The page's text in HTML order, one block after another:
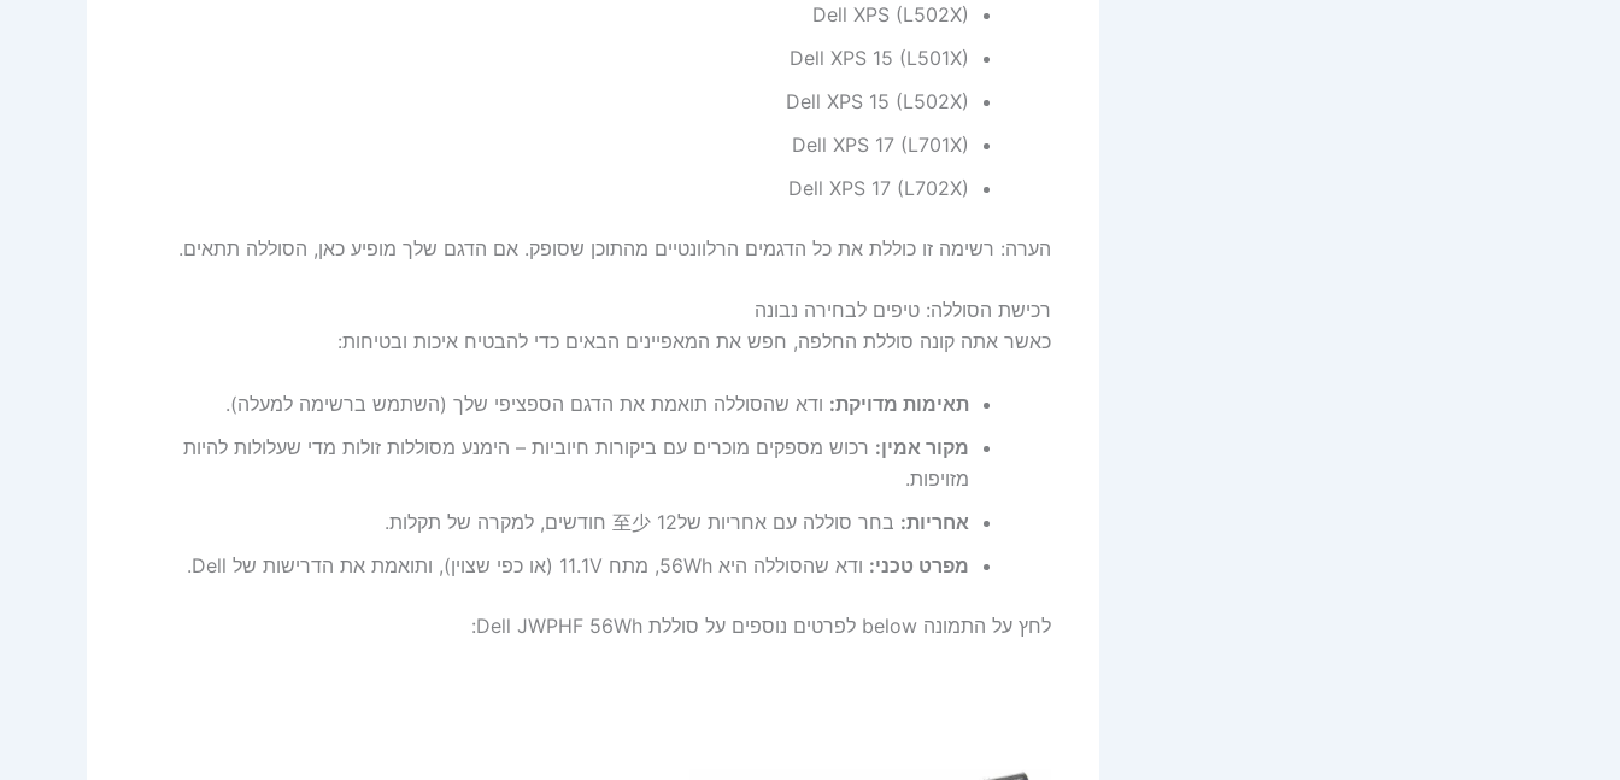
Dell XPS (L502X)
Dell XPS 15 (L501X)
Dell XPS 15 (L502X)
Dell XPS 17 (L701X)
Dell XPS 17 (L702X)
הערה: רשימה זו כוללת את כל הדגמים הרלוונטיים מהתוכן שסופק. אם הדגם שלך מופיע כאן, הסוללה תתאים.
רכישת הסוללה: טיפים לבחירה נבונה
כאשר אתה קונה סוללת החלפה, חפש את המאפיינים הבאים כדי להבטיח איכות ובטיחות:
תאימות מדויקת: ודא שהסוללה תואמת את הדגם הספציפי שלך (השתמש ברשימה למעלה).
מקור אמין: רכוש מספקים מוכרים עם ביקורות חיוביות – הימנע מסוללות זולות מדי שעלולות להיות
מזויפות.
אחריות: בחר סוללה עם אחריות של至少 12 חודשים, למקרה של תקלות.
מפרט טכני: ודא שהסוללה היא 56Wh, מתח 11.1V (או כפי שצוין), ותואמת את הדרישות של Dell.
לחץ על התמונה below לפרטים נוספים על סוללת Dell JWPHF 56Wh: